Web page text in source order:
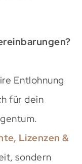
Entlohnung
für dein
Lizenzen &
sondern